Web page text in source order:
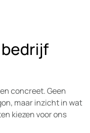
concreet. Geen
maar inzicht in wat
kiezen voor ons